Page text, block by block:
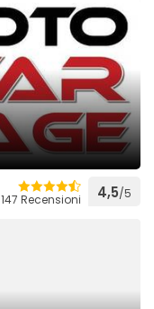
147 Recensioni 4,5/5